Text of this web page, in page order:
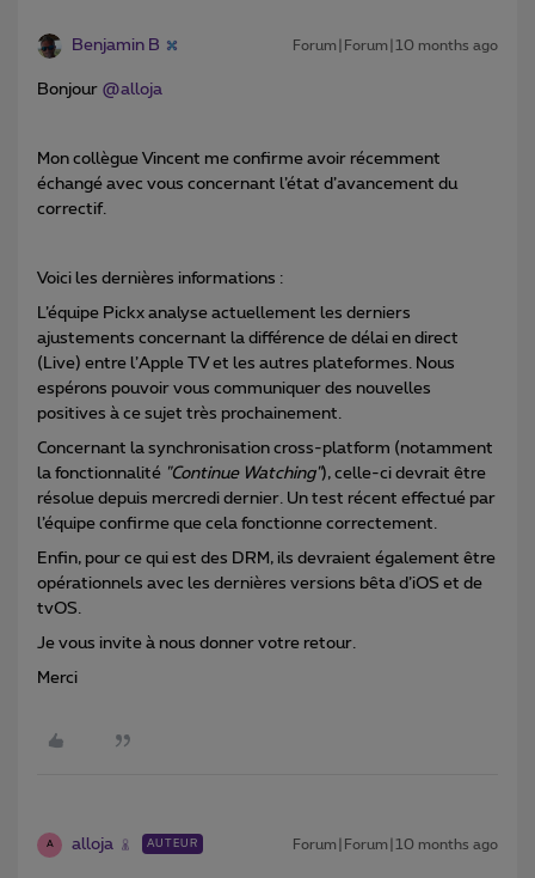
Benjamin B Forum|Forum|10 months ago
Bonjour ​ @alloja
Mon collègue Vincent me confirme avoir récemment
échangé avec vous concernant l’état d’avancement du
correctif.
Voici les dernières informations :
L’équipe Pickx analyse actuellement les derniers
ajustements concernant la différence de délai en direct
(Live) entre l’Apple TV et les autres plateformes. Nous
espérons pouvoir vous communiquer des nouvelles
positives à ce sujet très prochainement.
Concernant la synchronisation cross-platform (notamment
la fonctionnalité "Continue Watching"), celle-ci devrait être
résolue depuis mercredi dernier. Un test récent effectué par
l’équipe confirme que cela fonctionne correctement.
Enfin, pour ce qui est des DRM, ils devraient également être
opérationnels avec les dernières versions bêta d’iOS et de
tvOS.
Je vous invite à nous donner votre retour.
Merci
A alloja AUTEUR Forum|Forum|10 months ago